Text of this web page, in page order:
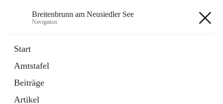
Breitenbrunn am Neusiedler See
Navigation
Start
Amtstafel
Beiträge
Artikel
18 Schnellzugriffe